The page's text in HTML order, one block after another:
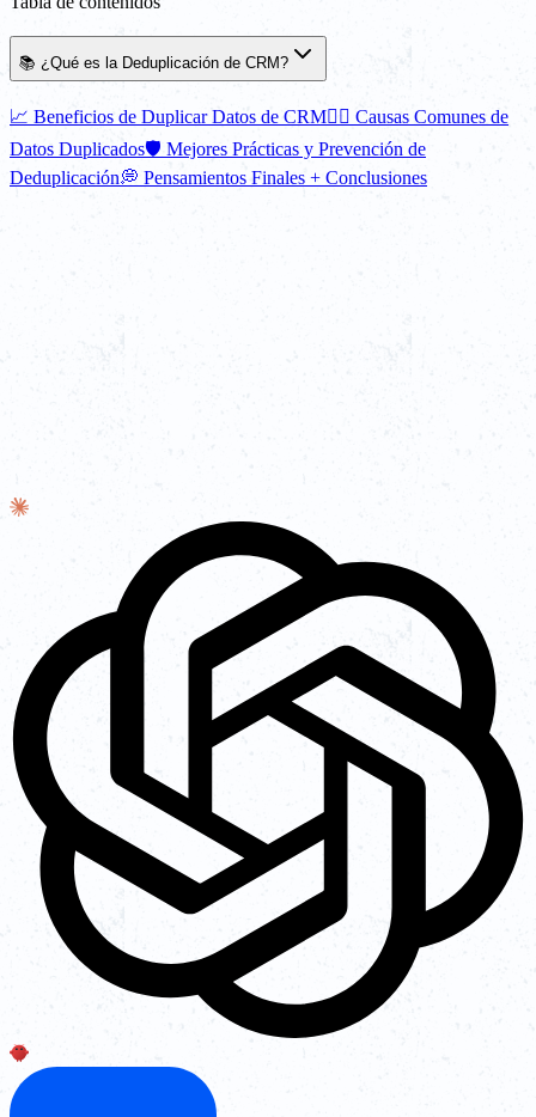
📚 ¿Qué es la Deduplicación de CRM?
📈 Beneficios de Duplicar Datos de CRM⛓️‍💥 Causas Comunes de
Datos Duplicados🛡️ Mejores Prácticas y Prevención de
Deduplicación💭 Pensamientos Finales + Conclusiones